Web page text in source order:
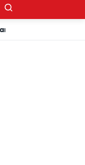
dan Balai